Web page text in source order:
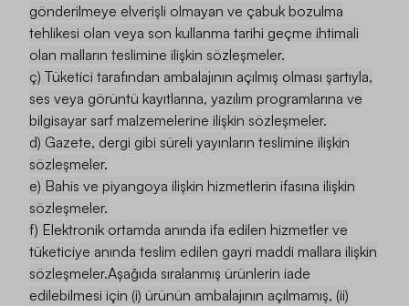
gönderilmeye elverişli olmayan ve çabuk bozulma
tehlikesi olan veya son kullanma tarihi geçme ihtimali
olan malların teslimine ilişkin sözleşmeler.
ç) Tüketici tarafından ambalajının açılmış olması şartıyla,
ses veya görüntü kayıtlarına, yazılım programlarına ve
bilgisayar sarf malzemelerine ilişkin sözleşmeler.
d) Gazete, dergi gibi süreli yayınların teslimine ilişkin
sözleşmeler.
e) Bahis ve piyangoya ilişkin hizmetlerin ifasına ilişkin
sözleşmeler.
f) Elektronik ortamda anında ifa edilen hizmetler ve
tüketiciye anında teslim edilen gayri maddi mallara ilişkin
sözleşmeler.Aşağıda sıralanmış ürünlerin iade
edilebilmesi için (i) ürünün ambalajının açılmamış, (ii)